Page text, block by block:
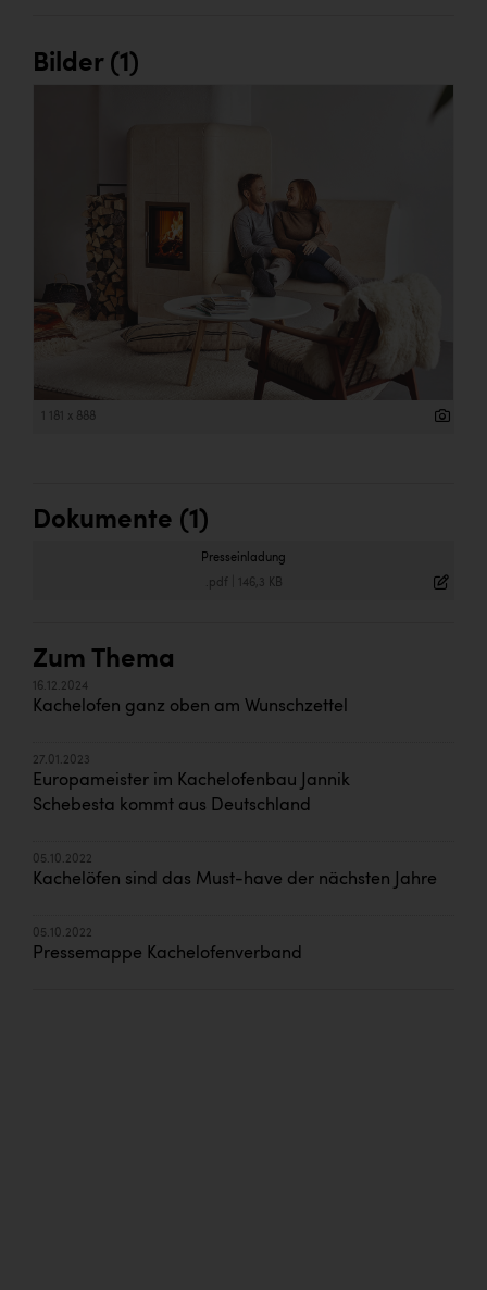
Bilder (1)
1 181 x 888
Dokumente (1)
Presseinladung
.pdf 146,3 KB
Zum Thema
16.12.2024
Kachelofen ganz oben am Wunschzettel
27.01.2023
Europameister im Kachelofenbau Jannik
Schebesta kommt aus Deutschland
05.10.2022
Kachelöfen sind das Must-have der nächsten Jahre
05.10.2022
Pressemappe Kachelofenverband